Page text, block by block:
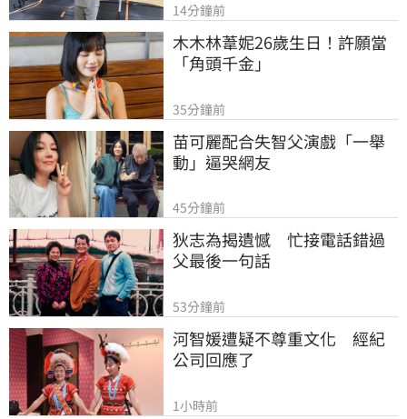
14分鐘前
木木林葦妮26歲生日！許願當
「角頭千金」
35分鐘前
苗可麗配合失智父演戲「一舉
動」逼哭網友
45分鐘前
狄志為揭遺憾　忙接電話錯過
父最後一句話
53分鐘前
河智媛遭疑不尊重文化　經紀
公司回應了
1小時前